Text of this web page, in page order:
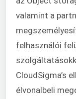
valamint a
felhasználói
CloudSigma’s
élvonalbeli